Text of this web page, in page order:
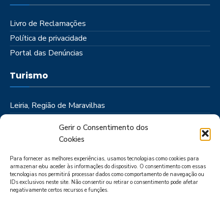
Gerir o Consentimento dos
Cookies
Para fornecer as melhores experiências, usamos tecnologias como cookies para
armazenar e/ou aceder às informações do dispositivo. O consentimento com essas
tecnologias nos permitirá processar dados como comportamento de navegação ou
IDs exclusivos neste site. Não consentir ou retirar o consentimento pode afetar
negativamente certos recursos e funções.
Livro de Reclamações
Política de privacidade
Portal das Denúncias
Turismo
Leiria, Região de Maravilhas
Roteiros